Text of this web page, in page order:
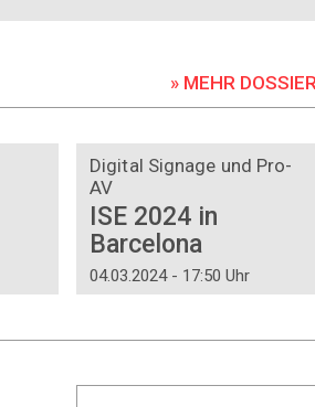
» MEHR
Digital Signage und Pro-
AV
ISE 2024 in
Barcelona
04.03.2024 - 17:50 Uhr